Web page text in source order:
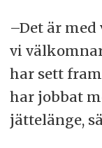
–Det är
vi
har sett
har jobbat
jättelänge,